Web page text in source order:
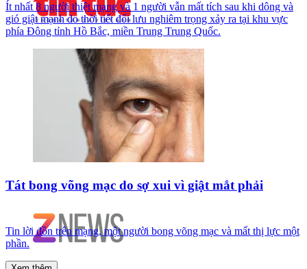
Ít nhất 8 người thiệt mạng và 1 người vẫn mất tích sau khi dông và
gió giật mạnh do thời tiết đối lưu nghiêm trọng xảy ra tại khu vực
phía Đông tỉnh Hồ Bắc, miền Trung Trung Quốc.
Tát bong võng mạc do sợ xui vì giật mắt phải
Tin lời đồn trên mạng, một người bong võng mạc và mất thị lực một
phần.